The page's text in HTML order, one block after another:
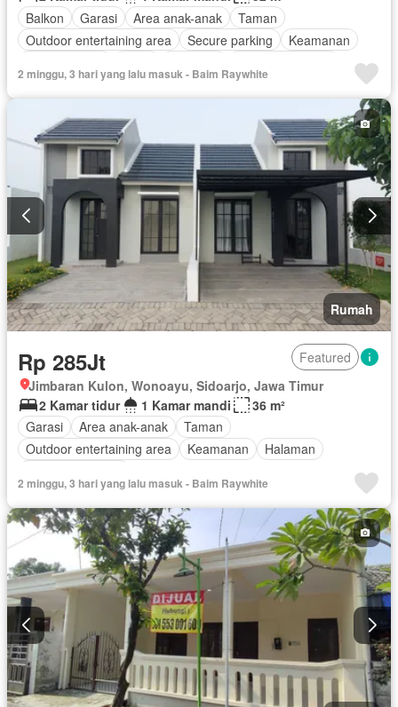
Balkon
Garasi Area anak-anak
Taman
Outdoor entertaining area
Secure parking
Keamanan
2 minggu, 3 hari yang lalu masuk - Baim Raywhite
Rumah
Rp 285Jt
Featured
Jimbaran Kulon, Wonoayu, Sidoarjo, Jawa Timur
2 Kamar tidur
1 Kamar mandi
36 m²
Garasi
Area anak-anak
Taman
Outdoor entertaining area
Keamanan
Halaman
2 minggu, 3 hari yang lalu masuk - Baim Raywhite